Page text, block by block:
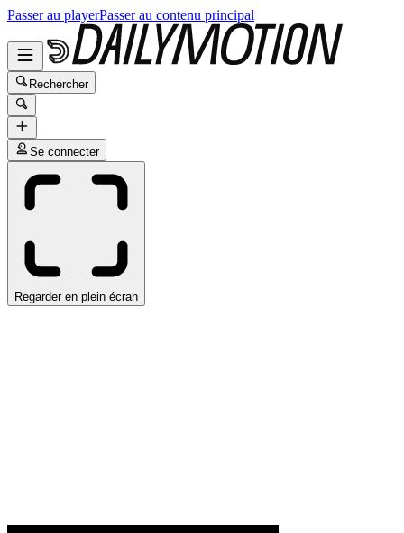
Passer au playerPasser au contenu principal
Rechercher
Se connecter
Regarder en plein écran